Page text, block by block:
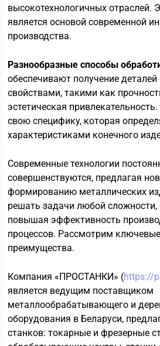
высокотехнологичных отраслей.
является основой современной
производства.
Разнообразные способы
обеспечивают получение
свойствами, такими как
эстетическая
свою специфику, которая
характеристиками конечного
Современные технологии
совершенствуются, предлагая
формированию металлических
решать задачи любой
повышая эффективность
процессов. Рассмотрим
преимущества.
Компания «ПРОСТАНКИ» (https://
является ведущим поставщиком
металлообрабатывающего и
оборудования в Беларуси,
станков: токарные и фрезерные